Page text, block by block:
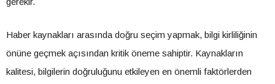
Haber kaynakları arasında doğru seçim yapmak, bilgi kirliliğinin
önüne geçmek açısından kritik öneme sahiptir. Kaynakların
kalitesi, bilgilerin doğruluğunu etkileyen en önemli faktörlerden